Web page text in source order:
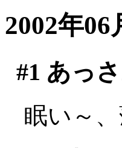
2002年06
#1 あっ
眠い～